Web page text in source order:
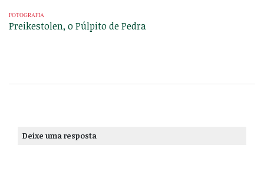
FOTOGRAFIA
Preikestolen, o Púlpito de Pedra
Deixe uma resposta